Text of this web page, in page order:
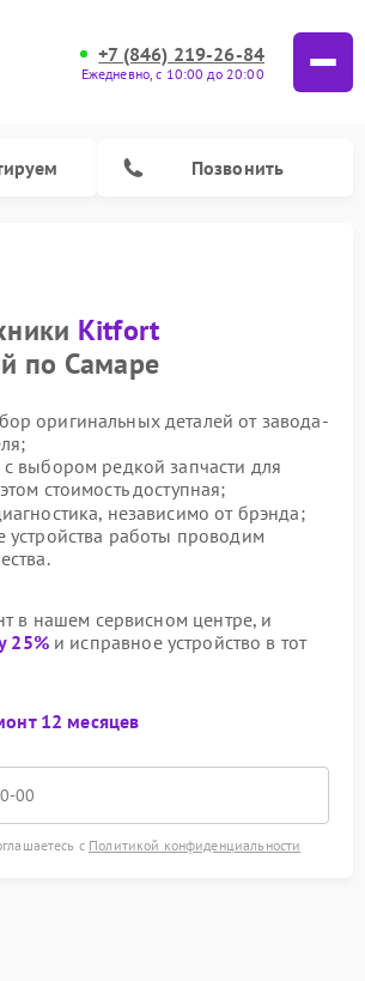
+7 (846) 219-26-84
Ежедневно, с 10:00 до 20:00
Позвонить
Kitfort
по Самаре
оригинальных деталей от завода-
выбором редкой запчасти для
стоимость доступная;
независимо от брэнда;
устройства работы проводим
в нашем сервисном центре, и
25%и исправное устройство в тот
12 месяцев
с Политикой конфиденциальности